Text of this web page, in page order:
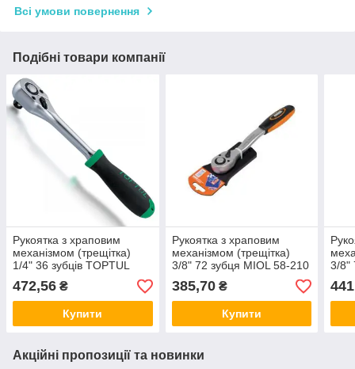
Всі умови повернення
Подібні товари компанії
Рукоятка з храповим
механізмом (трещітка)
1/4" 36 зубців TOPTUL
CJBG0815
472,56 ₴
Купити
Рукоятка з храповим
механізмом (трещітка)
3/8" 72 зубця MIOL 58-210
385,70₴
Купити
3/8"
Акційні пропозиції та новинки